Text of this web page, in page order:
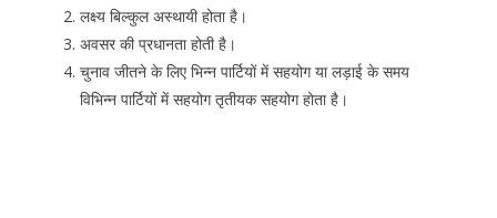
लक्ष्य बिल्कुल अस्थायी होता है।
अवसर की प्रधानता होती है।
चुनाव जीतने के लिए भिन्न पार्टियों में सहयोग या लड़ाई के समय
विभिन्न पार्टियों में सहयोग तृतीयक सहयोग होता है।